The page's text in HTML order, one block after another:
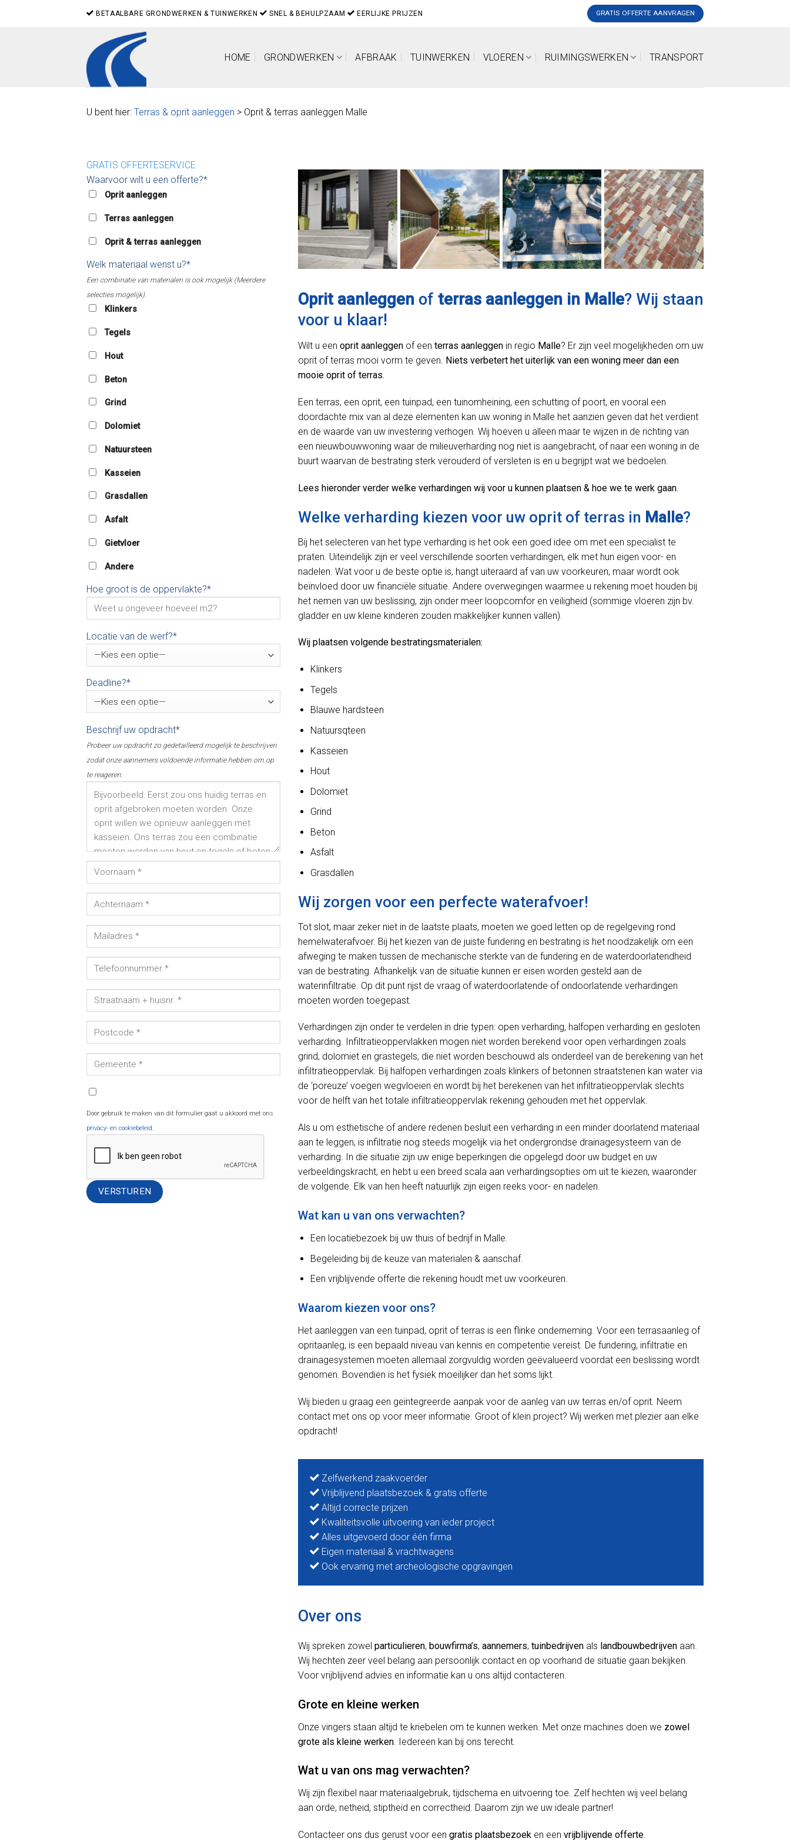
BETAALBARE GRONDWERKEN & TUINWERKEN SNEL & BEHULPZAAM EERLIJKE PRIJZEN GRATIS OFFERTE AANVRAGEN
HOME GRONDWERKEN AFBRAAK TUINWERKEN VLOEREN RUIMINGSWERKEN TRANSPORT
U bent hier: Terras & oprit aanleggen > Oprit & terras aanleggen Malle
GRATIS OFFERTESERVICE
Waarvoor wilt u een offerte?*
Oprit aanleggen
Terras aanleggen
Oprit & terras aanleggen
Welk materiaal wenst u?*
Een combinatie van materialen is ook mogelijk (Meerdere
selecties mogelijk).
Klinkers
Tegels
Hout
Beton
Grind
Dolomiet
Natuursteen
Kasseien
Grasdallen
Asfalt
Gietvloer
Andere
Hoe groot is de oppervlakte?*
Locatie van de werf?*
Deadline?*
Beschrijf uw opdracht*
Probeer uw opdracht zo gedetailleerd mogelijk te beschrijven
zodat onze aannemers voldoende informatie hebben om op
te reageren.
Door gebruik te maken van dit formulier gaat u akkoord met ons
privacy- en cookiebeleid.
Oprit aanleggen of terras aanleggen in Malle? Wij staan
voor u klaar!
Wilt u een oprit aanleggen of een terras aanleggen in regio Malle? Er zijn veel mogelijkheden om uw
oprit of terras mooi vorm te geven. Niets verbetert het uiterlijk van een woning meer dan een
mooie oprit of terras.
Een terras, een oprit, een tuinpad, een tuinomheining, een schutting of poort, en vooral een
doordachte mix van al deze elementen kan uw woning in Malle het aanzien geven dat het verdient
en de waarde van uw investering verhogen. Wij hoeven u alleen maar te wijzen in de richting van
een nieuwbouwwoning waar de milieuverharding nog niet is aangebracht, of naar een woning in de
buurt waarvan de bestrating sterk verouderd of versleten is en u begrijpt wat we bedoelen.
Lees hieronder verder welke verhardingen wij voor u kunnen plaatsen & hoe we te werk gaan.
Welke verharding kiezen voor uw oprit of terras in Malle?
Bij het selecteren van het type verharding is het ook een goed idee om met een specialist te
praten. Uiteindelijk zijn er veel verschillende soorten verhardingen, elk met hun eigen voor- en
nadelen. Wat voor u de beste optie is, hangt uiteraard af van uw voorkeuren, maar wordt ook
beïnvloed door uw financiële situatie. Andere overwegingen waarmee u rekening moet houden bij
het nemen van uw beslissing, zijn onder meer loopcomfor en veiligheid (sommige vloeren zijn bv.
gladder en uw kleine kinderen zouden makkelijker kunnen vallen).
Wij plaatsen volgende bestratingsmaterialen:
Klinkers
Tegels
Blauwe hardsteen
Natuursqteen
Kasseien
Hout
Dolomiet
Grind
Beton
Asfalt
Grasdallen
Wij zorgen voor een perfecte waterafvoer!
Tot slot, maar zeker niet in de laatste plaats, moeten we goed letten op de regelgeving rond
hemelwaterafvoer. Bij het kiezen van de juiste fundering en bestrating is het noodzakelijk om een
afweging te maken tussen de mechanische sterkte van de fundering en de waterdoorlatendheid
van de bestrating. Afhankelijk van de situatie kunnen er eisen worden gesteld aan de
waterinfiltratie. Op dit punt rijst de vraag of waterdoorlatende of ondoorlatende verhardingen
moeten worden toegepast.
Verhardingen zijn onder te verdelen in drie typen: open verharding, halfopen verharding en gesloten
verharding. Infiltratieoppervlakken mogen niet worden berekend voor open verhardingen zoals
grind, dolomiet en grastegels, die niet worden beschouwd als onderdeel van de berekening van het
infiltratieoppervlak. Bij halfopen verhardingen zoals klinkers of betonnen straatstenen kan water via
de ‘poreuze’ voegen wegvloeien en wordt bij het berekenen van het infiltratieoppervlak slechts
voor de helft van het totale infiltratieoppervlak rekening gehouden met het oppervlak.
Als u om esthetische of andere redenen besluit een verharding in een minder doorlatend materiaal
aan te leggen, is infiltratie nog steeds mogelijk via het ondergrondse drainagesysteem van de
verharding. In die situatie zijn uw enige beperkingen die opgelegd door uw budget en uw
verbeeldingskracht, en hebt u een breed scala aan verhardingsopties om uit te kiezen, waaronder
de volgende. Elk van hen heeft natuurlijk zijn eigen reeks voor- en nadelen.
Wat kan u van ons verwachten?
Een locatiebezoek bij uw thuis of bedrijf in Malle.
Begeleiding bij de keuze van materialen & aanschaf.
Een vrijblijvende offerte die rekening houdt met uw voorkeuren.
Waarom kiezen voor ons?
Het aanleggen van een tuinpad, oprit of terras is een flinke onderneming. Voor een terrasaanleg of
opritaanleg, is een bepaald niveau van kennis en competentie vereist. De fundering, infiltratie en
drainagesystemen moeten allemaal zorgvuldig worden geëvalueerd voordat een beslissing wordt
genomen. Bovendien is het fysiek moeilijker dan het soms lijkt.
Wij bieden u graag een geïntegreerde aanpak voor de aanleg van uw terras en/of oprit. Neem
contact met ons op voor meer informatie. Groot of klein project? Wij werken met plezier aan elke
opdracht!
Zelfwerkend zaakvoerder
Vrijblijvend plaatsbezoek & gratis offerte
Altijd correcte prijzen
Kwaliteitsvolle uitvoering van ieder project
Alles uitgevoerd door één firma
Eigen materiaal & vrachtwagens
Ook ervaring met archeologische opgravingen
Over ons
Wij spreken zowel particulieren, bouwfirma’s, aannemers, tuinbedrijven als landbouwbedrijven aan.
Wij hechten zeer veel belang aan persoonlijk contact en op voorhand de situatie gaan bekijken.
Voor vrijblijvend advies en informatie kan u ons altijd contacteren.
Grote en kleine werken
Onze vingers staan altijd te kriebelen om te kunnen werken. Met onze machines doen we zowel
grote als kleine werken . Iedereen kan bij ons terecht.
Wat u van ons mag verwachten?
Wij zijn flexibel naar materiaalgebruik, tijdschema en uitvoering toe. Zelf hechten wij veel belang
aan orde, netheid, stiptheid en correctheid. Daarom zijn we uw ideale partner!
Contacteer ons dus gerust voor een gratis plaatsbezoek en een vrijblijvende offerte.